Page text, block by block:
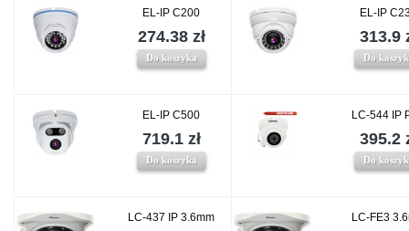
EL-IP C200
274.38 zł
Do koszyka
EL-IP
313.9
Do
EL-IP C500
719.1 zł
Do koszyka
LC-544 IP
395.2
Do
LC-437 IP 3.6mm LC-FE3